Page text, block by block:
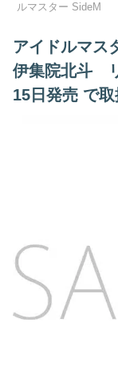
ルマスター SideM
アイドルマス
伊集院北斗
15日発売 で取